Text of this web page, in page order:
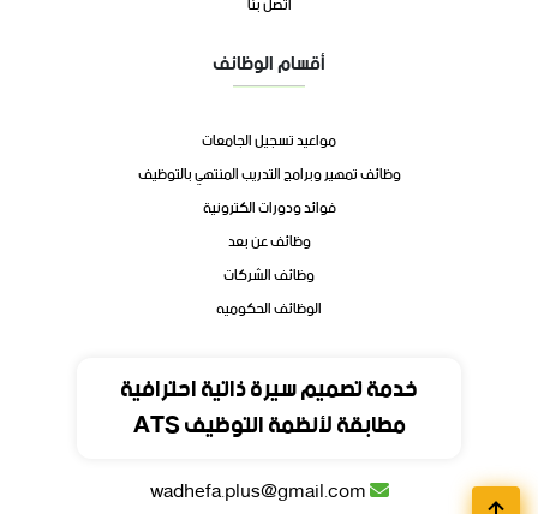
خدمة تصميم سيرة ذاتية احترافية
مطابقة لأنظمة التوظيف ATS
أقسام الوظائف
مواعيد تسجيل الجامعات
وظائف تمهير وبرامج التدريب المنتهي بالتوظيف
فوائد ودورات الكترونية
وظائف عن بعد
وظائف الشركات
الوظائف الحكوميه
المملكة العربية السعودية